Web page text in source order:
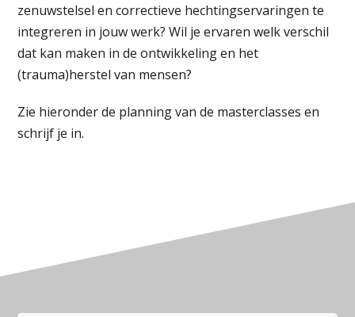
zenuwstelsel en correctieve hechtingservaringen te
integreren in jouw werk? Wil je ervaren welk verschil
dat kan maken in de ontwikkeling en het
(trauma)herstel van mensen?
Zie hieronder de planning van de masterclasses en
schrijf je in.